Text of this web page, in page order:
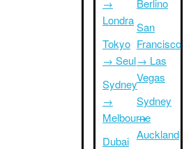
→
Londra
Tokyo
→ Seul
Sydney
→
Melbourne
Dubai
Berlino
San
Francisco
→ Las
Vegas
Sydney
→
Auckland